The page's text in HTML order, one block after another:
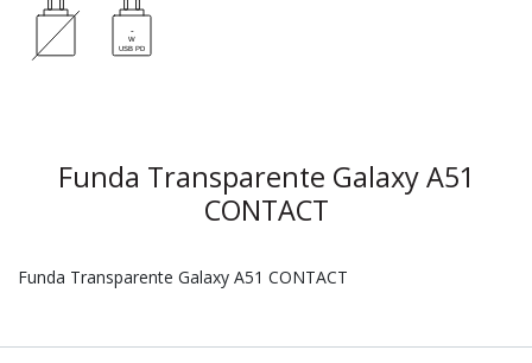
Funda Transparente Galaxy A51
CONTACT
Funda Transparente Galaxy A51 CONTACT